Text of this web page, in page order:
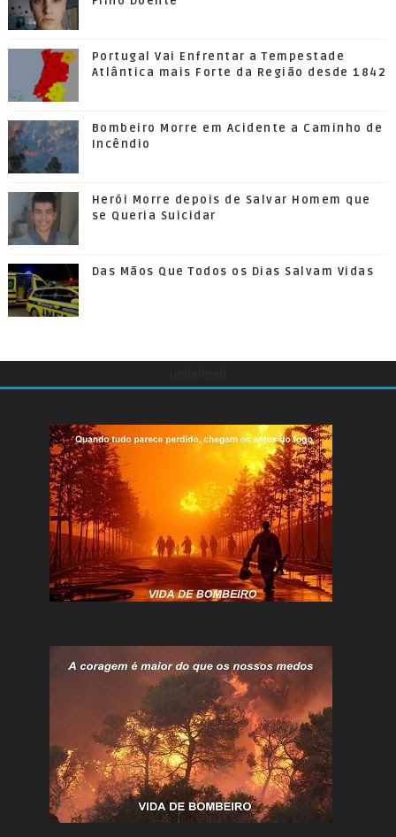
Portugal Vai Enfrentar a Tempestade
Atlântica mais Forte da Região desde 1842
Bombeiro Morre em Acidente a Caminho de
Incêndio
Herói Morre depois de Salvar Homem que
se Queria Suicidar
Das Mãos Que Todos os Dias Salvam Vidas